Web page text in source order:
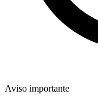
Aviso importante